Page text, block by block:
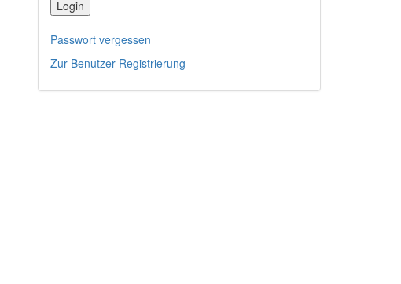
Passwort vergessen
Zur Benutzer Registrierung